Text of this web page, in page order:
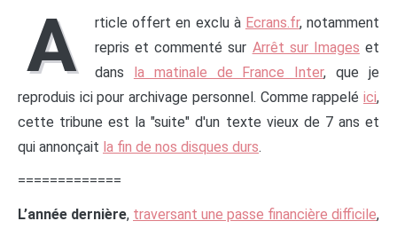
A rticle offert en exclu à Ecrans.fr, notamment
repris et commenté sur Arrêt sur Images et
dans la matinale de France Inter, que je
reproduis ici pour archivage personnel. Comme rappelé ici,
cette tribune est la "suite" d'un texte vieux de 7 ans et
qui annonçait la fin de nos disques durs.
=============
L’année dernière, traversant une passe financière difficile,